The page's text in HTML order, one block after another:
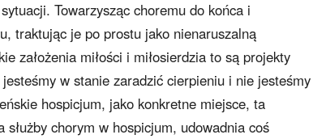
Towarzysząc choremu do końca i
traktując je po prostu jako nienaruszalną
założenia miłości i miłosierdzia to są projekty
w stanie zaradzić cierpieniu i nie jesteśmy
hospicjum, jako konkretne miejsce, ta
chorym w hospicjum, udowadnia coś